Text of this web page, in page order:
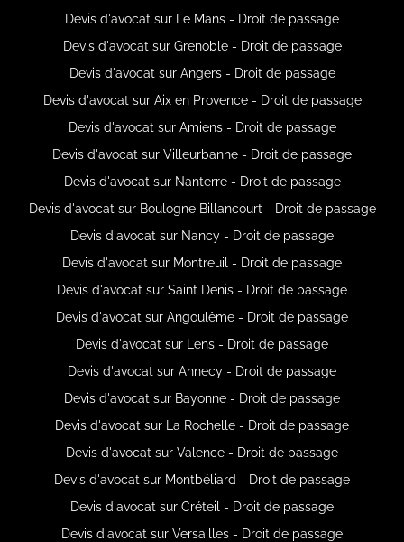
Devis d'avocat sur Le Mans - Droit de passage
Devis d'avocat sur Grenoble - Droit de passage
Devis d'avocat sur Angers - Droit de passage
Devis d'avocat sur Aix en Provence - Droit de passage
Devis d'avocat sur Amiens - Droit de passage
Devis d'avocat sur Villeurbanne - Droit de passage
Devis d'avocat sur Nanterre - Droit de passage
Devis d'avocat sur Boulogne Billancourt - Droit de passage
Devis d'avocat sur Nancy - Droit de passage
Devis d'avocat sur Montreuil - Droit de passage
Devis d'avocat sur Saint Denis - Droit de passage
Devis d'avocat sur Angoulême - Droit de passage
Devis d'avocat sur Lens - Droit de passage
Devis d'avocat sur Annecy - Droit de passage
Devis d'avocat sur Bayonne - Droit de passage
Devis d'avocat sur La Rochelle - Droit de passage
Devis d'avocat sur Valence - Droit de passage
Devis d'avocat sur Montbéliard - Droit de passage
Devis d'avocat sur Créteil - Droit de passage
Devis d'avocat sur Versailles - Droit de passage